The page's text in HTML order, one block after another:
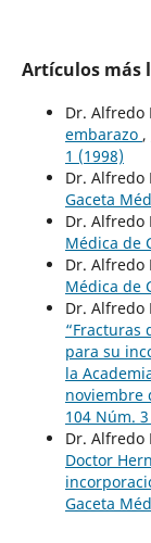
Artículos más
Dr. Alfredo
embarazo ,
1 (1998)
Dr. Alfredo
Gaceta
Dr. Alfredo
Médica de
Dr. Alfredo
Médica de
Dr. Alfredo
“Fracturas
para su
la
noviembre
104 Núm.
Dr. Alfredo
Doctor
Gaceta